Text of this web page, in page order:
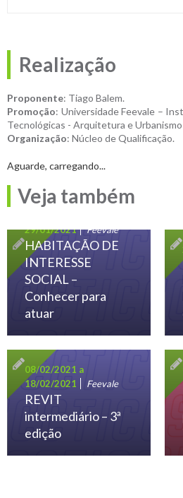
Realização
Proponente: Tiago Balem.
Promoção: Universidade Feevale –
Tecnológicas - Arquitetura e Urbanismo
Organização: Núcleo de Qualificação.
Aguarde, carregando...
Veja também
29/01/2021
Feevale
HABITAÇÃO DE
INTERESSE
SOCIAL –
Conhecer para
atuar
08/02/2021 a
18/02/2021
Feevale
REVIT
intermediário – 3ª
edição